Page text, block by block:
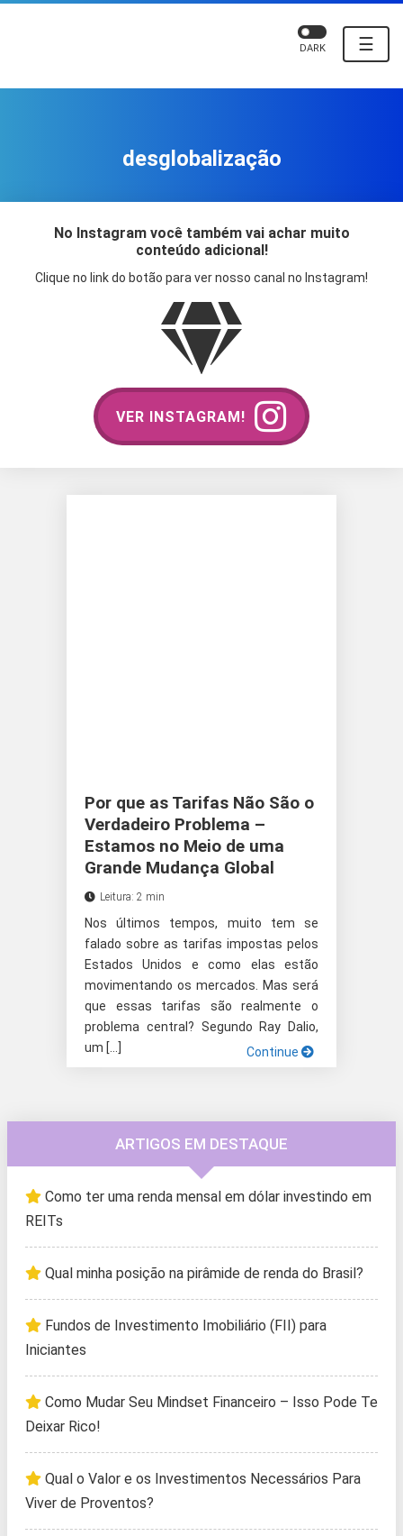
☰
DARK
desglobalização
No Instagram você também vai achar muito
conteúdo adicional!
Clique no link do botão para ver nosso canal no Instagram!
VER INSTAGRAM!
Por que as Tarifas Não São o
Verdadeiro Problema –
Estamos no Meio de uma
Grande Mudança Global
Leitura: 2 min
Nos últimos tempos, muito tem se
falado sobre as tarifas impostas pelos
Estados Unidos e como elas estão
movimentando os mercados. Mas será
que essas tarifas são realmente o
problema central? Segundo Ray Dalio,
um […]
Continue
ARTIGOS EM DESTAQUE
Como ter uma renda mensal em dólar investindo em
REITs
Qual minha posição na pirâmide de renda do Brasil?
Fundos de Investimento Imobiliário (FII) para
Iniciantes
Como Mudar Seu Mindset Financeiro – Isso Pode Te
Deixar Rico!
Qual o Valor e os Investimentos Necessários Para
Viver de Proventos?